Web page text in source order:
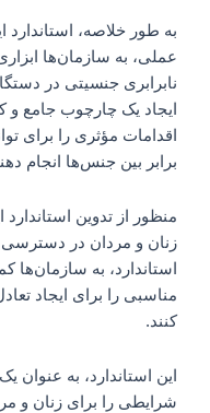
عملی، به سازمان‌ها
نابرابری جنسیتی در
ایجاد یک چارچوب جامع و
اقدامات مؤثری را برای
برابر بین جنس‌ها انجام
زنان و مردان در
استاندارد، به
مناسبی را برای ایجاد
کنند.
این استاندارد، به عنوان
شرایطی را برای زنان و